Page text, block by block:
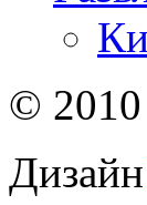
© 2010
Дизайн